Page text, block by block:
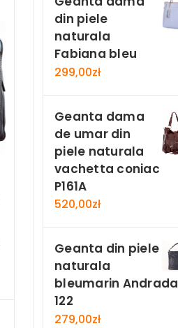
din piele
naturala
Fabiana bleu
299,00zł
Geanta dama
de umar din
piele naturala
vachetta coniac
P161A
520,00zł
Geanta din piele
naturala
bleumarin Andrada
122
279,00zł